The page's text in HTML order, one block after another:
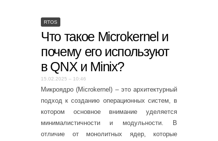
RTOS
Что такое Microkernel и
почему его используют
в QNX и Minix?
15.02.2025 – 10:46
Микроядро (Microkernel) – это архитектурный
подход к созданию операционных систем, в
котором основное внимание уделяется
минималистичности и модульности. В
отличие от монолитных ядер, которые